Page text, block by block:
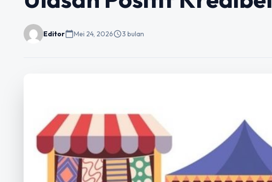
Editorcalendar_todayMei 24, 2026schedule3 bulan